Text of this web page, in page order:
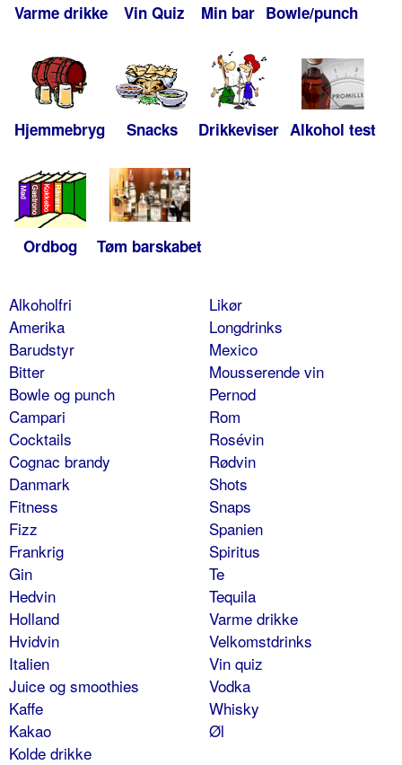
Varme drikke Vin Quiz Min bar Bowle/punch
Hjemmebryg Snacks Drikkeviser Alkohol test
Ordbog Tøm barskabet
Alkoholfri
Amerika
Barudstyr
Bitter
Bowle og punch
Campari
Cocktails
Cognac brandy
Danmark
Fitness
Fizz
Frankrig
Gin
Hedvin
Holland
Hvidvin
Italien
Juice og smoothies
Kaffe
Kakao
Kolde drikke
Likør
Longdrinks
Mexico
Mousserende vin
Pernod
Rom
Rosévin
Rødvin
Shots
Snaps
Spanien
Spiritus
Te
Tequila
Varme drikke
Velkomstdrinks
Vin quiz
Vodka
Whisky
Øl